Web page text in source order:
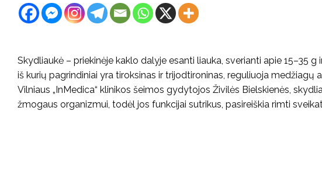
Skydliaukė – priekinėje kaklo dalyje esanti liauka, sverianti apie 15–35
iš kurių pagrindiniai yra tiroksinas ir trijodtironinas, reguliuoja medžiagų
Vilniaus „InMedica“ klinikos šeimos gydytojos Živilės Bielskienės,
žmogaus organizmui, todėl jos funkcijai sutrikus, pasireiškia rimti